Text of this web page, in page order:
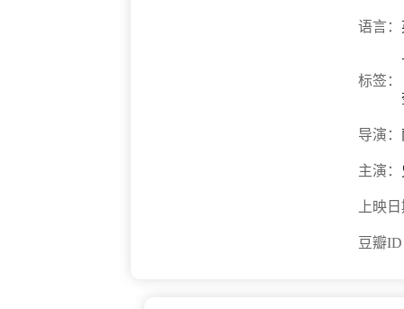
语言：
标签：
导演：
主演：
上映
豆瓣